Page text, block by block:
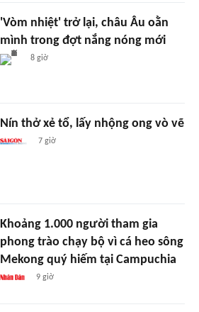
'Vòm nhiệt' trở lại, châu Âu oằn
mình trong đợt nắng nóng mới
8 giờ
Nín thở xẻ tổ, lấy nhộng ong vò vẽ
7 giờ
Khoảng 1.000 người tham gia
phong trào chạy bộ vì cá heo sông
Mekong quý hiếm tại Campuchia
9 giờ